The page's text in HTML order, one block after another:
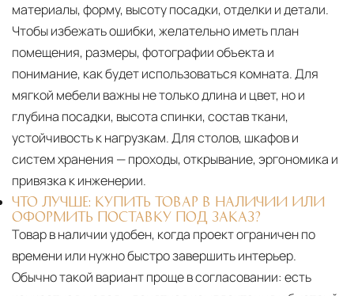
материалы, форму, высоту посадки, отделки и детали.
Чтобы избежать ошибки, желательно иметь план
помещения, размеры, фотографии объекта и
понимание, как будет использоваться комната. Для
мягкой мебели важны не только длина и цвет, но и
глубина посадки, высота спинки, состав ткани,
устойчивость к нагрузкам. Для столов, шкафов и
систем хранения — проходы, открывание, эргономика и
привязка к инженерии.
ЧТО ЛУЧШЕ: КУПИТЬ ТОВАР В НАЛИЧИИ ИЛИ
ОФОРМИТЬ ПОСТАВКУ ПОД ЗАКАЗ?
Товар в наличии удобен, когда проект ограничен по
времени или нужно быстро завершить интерьер.
Обычно такой вариант проще в согласовании: есть